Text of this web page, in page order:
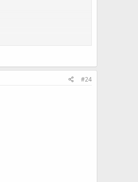
#24